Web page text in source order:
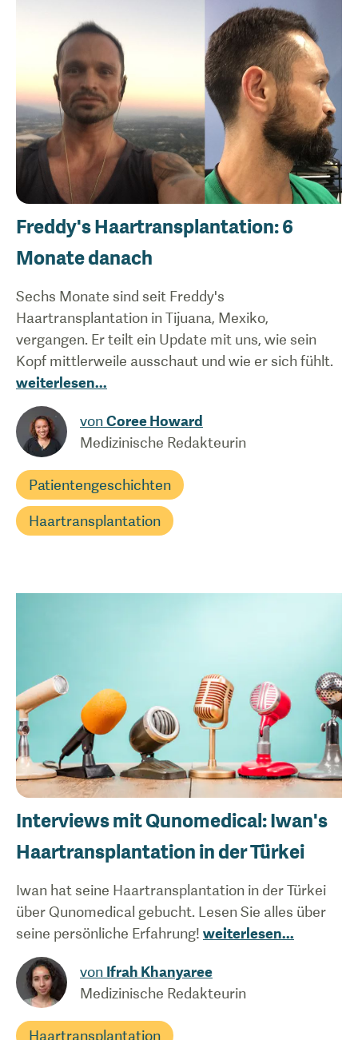
Freddy's Haartransplantation: 6
Monate danach
Sechs Monate sind seit Freddy's
Haartransplantation in Tijuana, Mexiko,
vergangen. Er teilt ein Update mit uns, wie sein
Kopf mittlerweile ausschaut und wie er sich fühlt.
weiterlesen...
vonCoree Howard
Medizinische Redakteurin
Patientengeschichten
Haartransplantation
Interviews mit Qunomedical: Iwan's
Haartransplantation in der Türkei
Iwan hat seine Haartransplantation in der Türkei
über Qunomedical gebucht. Lesen Sie alles über
seine persönliche Erfahrung! weiterlesen...
von Ifrah Khanyaree
Medizinische Redakteurin
Haartransplantation